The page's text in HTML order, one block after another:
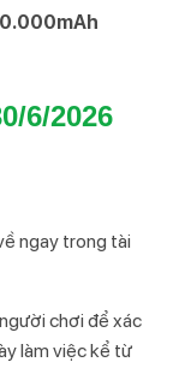
6/2026
ngay trong tài
chơi để xác
làm việc kể từ